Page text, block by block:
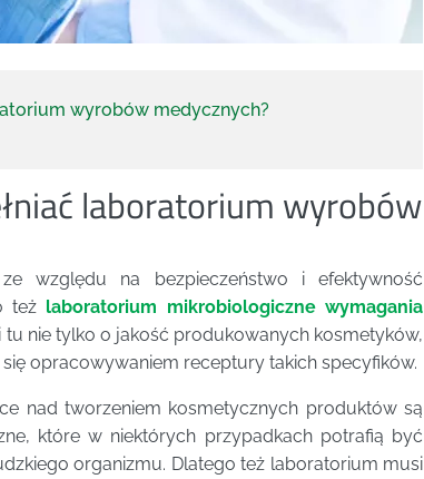
wyrobów medycznych?
laboratorium wyrobów
względu na bezpieczeństwo i efektywność
też laboratorium mikrobiologiczne wymagania
tu nie tylko o jakość produkowanych kosmetyków,
opracowywaniem receptury takich specyfików.
nad tworzeniem kosmetycznych produktów są
które w niektórych przypadkach potrafią być
organizmu. Dlatego też laboratorium musi